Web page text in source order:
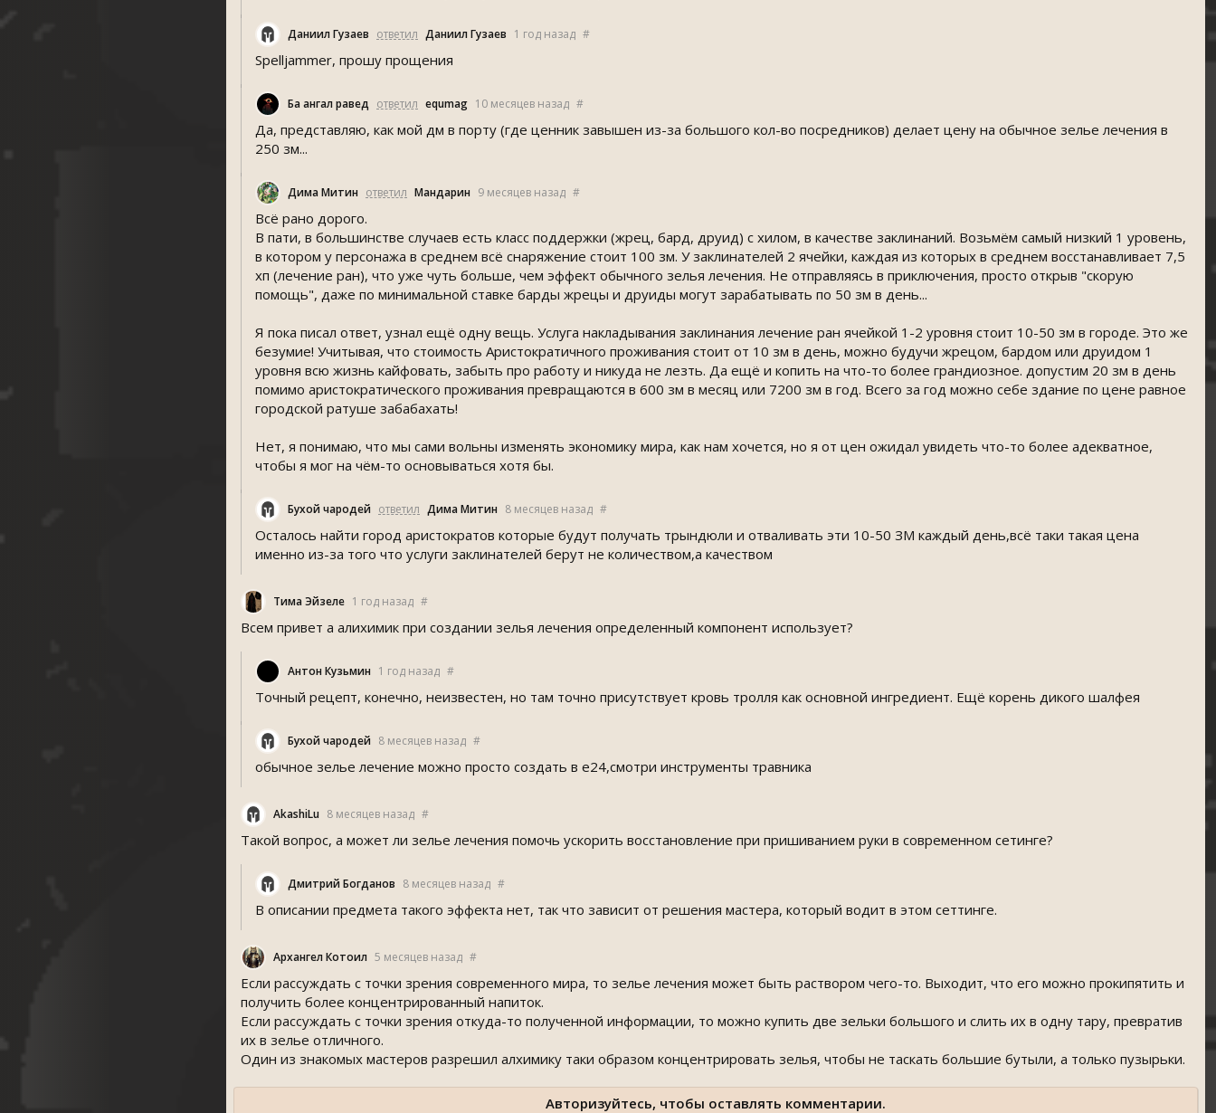
Даниил Гузаев ответил Даниил Гузаев 1 год назад #
Spelljammer, прошу прощения
Ба ҷангал равед ответил equmag 10 месяцев назад #
Да, представляю, как мой дм в порту (где ценник завышен из-за большого кол-во посредников) делает цену на обычное зелье лечения в
250 зм...
Дима Митин ответил Мандарин 9 месяцев назад #
Всё рано дорого.
В пати, в большинстве случаев есть класс поддержки (жрец, бард, друид) с хилом, в качестве заклинаний. Возьмём самый низкий 1 уровень,
в котором у персонажа в среднем всё снаряжение стоит 100 зм. У заклинателей 2 ячейки, каждая из которых в среднем восстанавливает 7,5
хп (лечение ран), что уже чуть больше, чем эффект обычного зелья лечения. Не отправляясь в приключения, просто открыв "скорую
помощь", даже по минимальной ставке барды жрецы и друиды могут зарабатывать по 50 зм в день...
Я пока писал ответ, узнал ещё одну вещь. Услуга накладывания заклинания лечение ран ячейкой 1-2 уровня стоит 10-50 зм в городе. Это же
безумие! Учитывая, что стоимость Аристократичного проживания стоит от 10 зм в день, можно будучи жрецом, бардом или друидом 1
уровня всю жизнь кайфовать, забыть про работу и никуда не лезть. Да ещё и копить на что-то более грандиозное. допустим 20 зм в день
помимо аристократического проживания превращаются в 600 зм в месяц или 7200 зм в год. Всего за год можно себе здание по цене равное
городской ратуше забабахать!
Нет, я понимаю, что мы сами вольны изменять экономику мира, как нам хочется, но я от цен ожидал увидеть что-то более адекватное,
чтобы я мог на чём-то основываться хотя бы.
Бухой чародей ответил Дима Митин 8 месяцев назад #
Осталось найти город аристократов которые будут получать трындюли и отваливать эти 10-50 ЗМ каждый день,всё таки такая цена
именно из-за того что услуги заклинателей берут не количеством,а качеством
Тима Эйзеле 1 год назад #
Всем привет а алихимик при создании зелья лечения определенный компонент использует?
Антон Кузьмин 1 год назад #
Точный рецепт, конечно, неизвестен, но там точно присутствует кровь тролля как основной ингредиент. Ещё корень дикого шалфея
Бухой чародей 8 месяцев назад #
обычное зелье лечение можно просто создать в е24,смотри инструменты травника
AkashiLu 8 месяцев назад #
Такой вопрос, а может ли зелье лечения помочь ускорить восстановление при пришиванием руки в современном сетинге?
Дмитрий Богданов 8 месяцев назад #
В описании предмета такого эффекта нет, так что зависит от решения мастера, который водит в этом сеттинге.
Архангел Котоил 5 месяцев назад #
Если рассуждать с точки зрения современного мира, то зелье лечения может быть раствором чего-то. Выходит, что его можно прокипятить и
получить более концентрированный напиток.
Если рассуждать с точки зрения откуда-то полученной информации, то можно купить две зельки большого и слить их в одну тару, превратив
их в зелье отличного.
Один из знакомых мастеров разрешил алхимику таки образом концентрировать зелья, чтобы не таскать большие бутыли, а только пузырьки.
Авторизуйтесь, чтобы оставлять комментарии.